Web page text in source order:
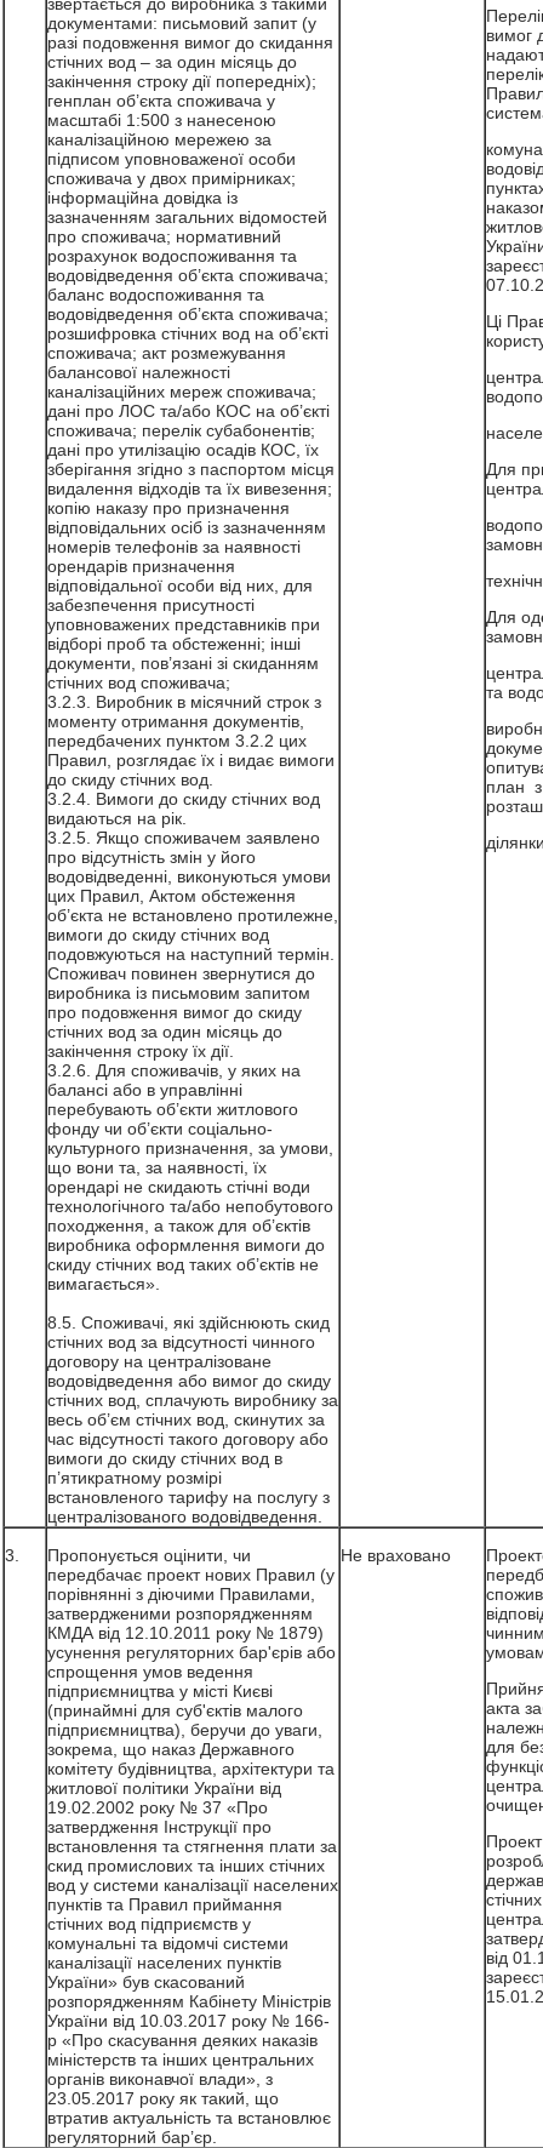
документами: письмовий запит (у
разі подовження вимог до скидання
стічних вод – за один місяць до
закінчення строку дії попередніх);
генплан об’єкта споживача у
масштабі 1:500 з нанесеною
каналізаційною мережею за
підписом уповноваженої особи
споживача у двох примірниках;
інформаційна довідка із
зазначенням загальних відомостей
про споживача; нормативний
розрахунок водоспоживання та
водовідведення об’єкта споживача;
баланс водоспоживання та
водовідведення об’єкта споживача;
розшифровка стічних вод на об’єкті
споживача; акт розмежування
балансової належності
каналізаційних мереж споживача;
дані про ЛОС та/або КОС на об’єкті
споживача; перелік субабонентів;
дані про утилізацію осадів КОС, їх
зберігання згідно з паспортом місця
видалення відходів та їх вивезення;
копію наказу про призначення
відповідальних осіб із зазначенням
номерів телефонів за наявності
орендарів призначення
відповідальної особи від них, для
забезпечення присутності
уповноважених представників при
відборі проб та обстеженні; інші
документи, пов’язані зі скиданням
стічних вод споживача;
3.2.3. Виробник в місячний строк з
моменту отримання документів,
передбачених пунктом 3.2.2 цих
Правил, розглядає їх і видає вимоги
до скиду стічних вод.
3.2.4. Вимоги до скиду стічних вод
видаються на рік.
3.2.5. Якщо споживачем заявлено
про відсутність змін у його
водовідведенні, виконуються умови
цих Правил, Актом обстеження
об’єкта не встановлено протилежне,
вимоги до скиду стічних вод
подовжуються на наступний термін.
Споживач повинен звернутися до
виробника із письмовим запитом
про подовження вимог до скиду
стічних вод за один місяць до
закінчення строку їх дії.
3.2.6. Для споживачів, у яких на
балансі або в управлінні
перебувають об’єкти житлового
фонду чи об’єкти соціально-
культурного призначення, за умови,
що вони та, за наявності, їх
орендарі не скидають стічні води
технологічного та/або непобутового
походження, а також для об’єктів
виробника оформлення вимоги до
скиду стічних вод таких об’єктів не
вимагається».
8.5. Споживачі, які здійснюють скид
стічних вод за відсутності чинного
договору на централізоване
водовідведення або вимог до скиду
стічних вод, сплачують виробнику за
весь об’єм стічних вод, скинутих за
час відсутності такого договору або
вимоги до скиду стічних вод в
п’ятикратному розмірі
встановленого тарифу на послугу з
централізованого водовідведення.
вимог
Ці
Для
Для
та
план
3.
Пропонується оцінити, чи
передбачає проект нових Правил (у
порівнянні з діючими Правилами,
затвердженими розпорядженням
КМДА від 12.10.2011 року № 1879)
усунення регуляторних бар'єрів або
спрощення умов ведення
підприємництва у місті Києві
(принаймні для суб'єктів малого
підприємництва), беручи до уваги,
зокрема, що наказ Державного
комітету будівництва, архітектури та
житлової політики України від
19.02.2002 року № 37 «Про
затвердження Інструкції про
встановлення та стягнення плати за
скид промислових та інших стічних
вод у системи каналізації населених
пунктів та Правил приймання
стічних вод підприємств у
комунальні та відомчі системи
каналізації населених пунктів
України» був скасований
розпорядженням Кабінету Міністрів
України від 10.03.2017 року № 166-
р «Про скасування деяких наказів
міністерств та інших центральних
органів виконавчої влади», з
23.05.2017 року як такий, що
втратив актуальність та встановлює
регуляторний бар’єр.
Не враховано
акта
для
від